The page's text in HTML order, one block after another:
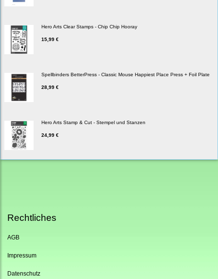
Hero Arts Clear Stamps - Chip Chip Hooray
15,99 €
Spellbinders BetterPress - Classic Mouse Happiest Place Press + Foil Plate
28,99 €
Hero Arts Stamp & Cut - Stempel und Stanzen
24,99 €
Rechtliches
AGB
Impressum
Datenschutz